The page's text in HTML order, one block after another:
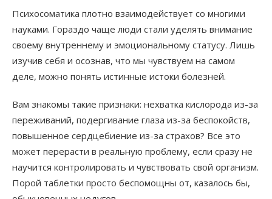
Психосоматика плотно взаимодействует со многими
науками. Гораздо чаще люди стали уделять внимание
своему внутреннему и эмоциональному статусу. Лишь
изучив себя и осознав, что мы чувствуем на самом
деле, можно понять истинные истоки болезней.
Вам знакомы такие признаки: нехватка кислорода из-за
переживаний, подергивание глаза из-за беспокойств,
повышенное сердцебиение из-за страхов? Все это
может перерасти в реальную проблему, если сразу не
научится контролировать и чувствовать свой организм.
Порой таблетки просто беспомощны от, казалось бы,